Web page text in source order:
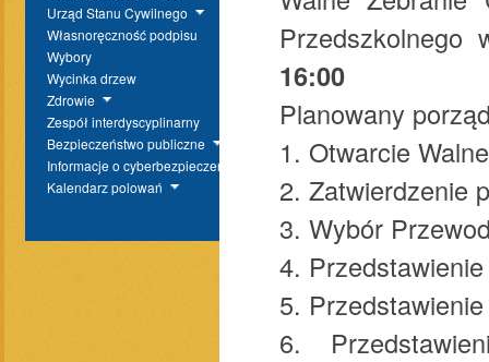
Urząd Stanu Cywilnego
Własnoręczność podpisu
Wybory
Wycinka drzew
Zdrowie
Zespół interdyscyplinarny
Bezpieczeństwo publiczne
Informacje o cyberbezpieczeństwie
Kalendarz polowań
16:00
Planowany
1. Otwarcie
2. Zatwierdzenie
3. Wybór
4.
5.
6.